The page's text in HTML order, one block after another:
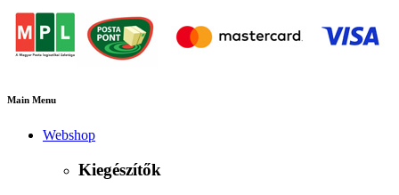
Main Menu
Webshop
Kiegészítők